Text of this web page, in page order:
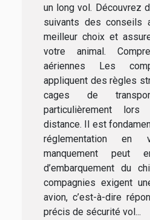
un long vol. Découvrez
suivants des conseils
meilleur choix et
votre animal.
aériennes Les
appliquent des règles
cages de
particulièrement
distance. Il est
réglementation en
manquement peut
d’embarquement du
compagnies exigent
avion, c’est-à-dire
précis de sécurité vol...